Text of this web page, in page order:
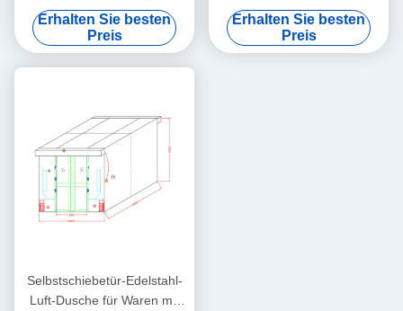
Reinigungs-Raum-
Ausrüstung
Erhalten Sie besten
Preis
Reinraum der Klassen-100
Erhalten Sie besten
Preis
Selbstschiebetür-Edelstahl-
Luft-Dusche für Waren mit